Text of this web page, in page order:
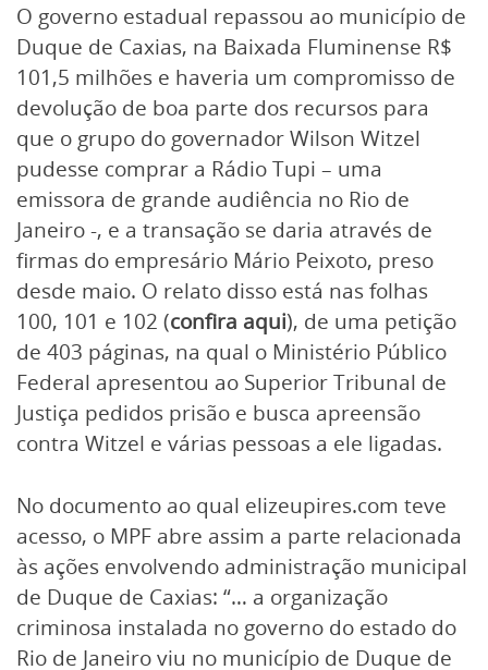
O governo estadual repassou ao município de
Duque de Caxias, na Baixada Fluminense R$
101,5 milhões e haveria um compromisso de
devolução de boa parte dos recursos para
que o grupo do governador Wilson Witzel
pudesse comprar a Rádio Tupi – uma
emissora de grande audiência no Rio de
Janeiro -, e a transação se daria através de
firmas do empresário Mário Peixoto, preso
desde maio. O relato disso está nas folhas
100, 101 e 102 (confira aqui), de uma petição
de 403 páginas, na qual o Ministério Público
Federal apresentou ao Superior Tribunal de
Justiça pedidos prisão e busca apreensão
contra Witzel e várias pessoas a ele ligadas.
No documento ao qual elizeupires.com teve
acesso, o MPF abre assim a parte relacionada
às ações envolvendo administração municipal
de Duque de Caxias: “… a organização
criminosa instalada no governo do estado do
Rio de Janeiro viu no município de Duque de